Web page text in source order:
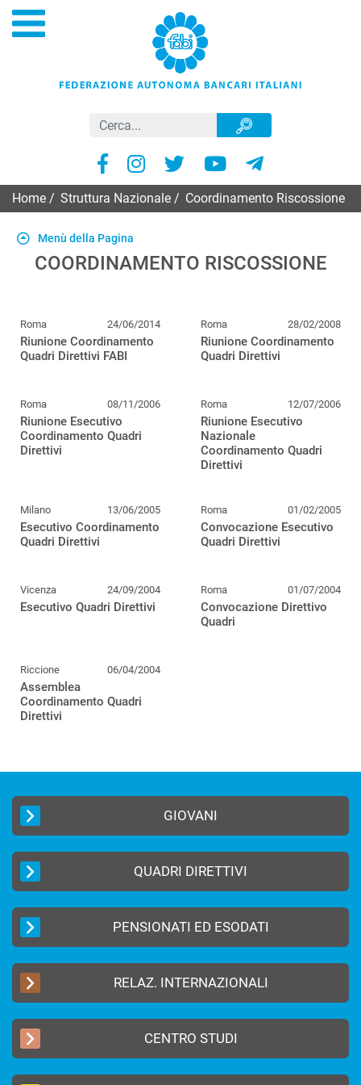
Home Struttura Nazionale Coordinamento Riscossione
Menù della Pagina
COORDINAMENTO RISCOSSIONE
Roma 24/06/2014
Riunione Coordinamento
Quadri Direttivi FABI
Roma 28/02/2008
Riunione Coordinamento
Quadri Direttivi
Roma 08/11/2006
Riunione Esecutivo
Coordinamento Quadri
Direttivi
Roma 12/07/2006
Riunione Esecutivo
Nazionale
Coordinamento Quadri
Direttivi
Milano 13/06/2005
Esecutivo Coordinamento
Quadri Direttivi
Roma 01/02/2005
Convocazione Esecutivo
Quadri Direttivi
Vicenza 24/09/2004
Esecutivo Quadri Direttivi
Roma 01/07/2004
Convocazione Direttivo
Quadri
Riccione 06/04/2004
Assemblea
Coordinamento Quadri
Direttivi
GIOVANI
QUADRI DIRETTIVI
PENSIONATI ED ESODATI
RELAZ. INTERNAZIONALI
CENTRO STUDI